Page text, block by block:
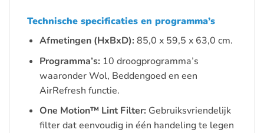
Technische specificaties en programma’s
Afmetingen (HxBxD): 85,0 x 59,5 x 63,0 cm.
Programma’s: 10 droogprogramma’s
waaronder Wol, Beddengoed en een
AirRefresh functie.
One Motion™ Lint Filter: Gebruiksvriendelijk
filter dat eenvoudig in één handeling te legen